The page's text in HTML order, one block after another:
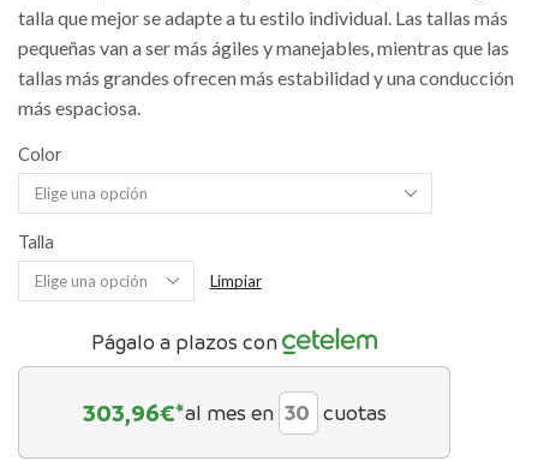
talla que mejor se adapte a tu estilo individual. Las tallas más
pequeñas van a ser más ágiles y manejables, mientras que las
tallas más grandes ofrecen más estabilidad y una conducción
más espaciosa.
Color
Talla
Limpiar
Págalo a plazos con
303,96€*al mes en cuotas